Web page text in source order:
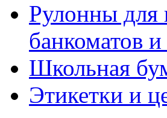
Рулонны для
банкоматов
Школьная
Этикетки и